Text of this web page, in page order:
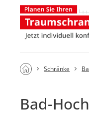
Schränke
Bad-